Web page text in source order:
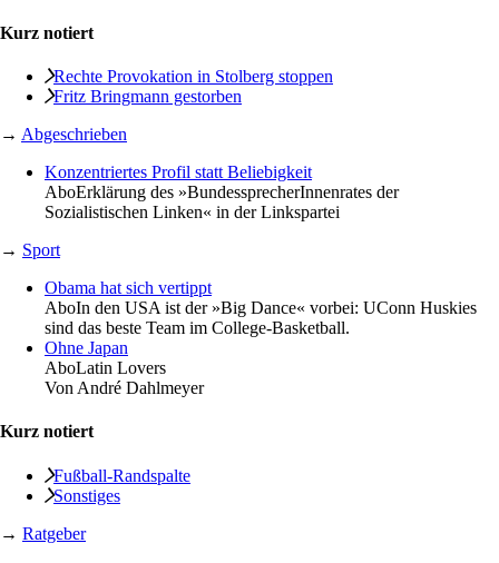
Kurz notiert
Rechte Provokation in Stolberg stoppen
Fritz Bringmann gestorben
→ Abgeschrieben
Konzentriertes Profil statt Beliebigkeit
AboErklärung des »BundessprecherInnenrates der
Sozialistischen Linken« in der Linkspartei
→ Sport
Obama hat sich vertippt
AboIn den USA ist der »Big Dance« vorbei: UConn Huskies
sind das beste Team im College-Basketball.
Ohne Japan
AboLatin Lovers
Von André Dahlmeyer
Kurz notiert
Fußball-Randspalte
Sonstiges
→ Ratgeber